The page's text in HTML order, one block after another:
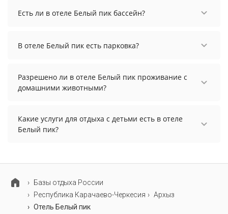
осуществить до 12:00.
Есть ли в отеле Белый пик бассейн?
В отеле Белый пик есть парковка?
информацию перед бронированием у
менеджера, возможно, услуга оплачивается
Разрешено ли в отеле Белый пик проживание с
домашними животными?
запрещено.
Какие услуги для отдыха с детьми есть в отеле
Белый пик?
Базы отдыха России
Республика Карачаево-Черкесия
Архыз
Отель Белый пик